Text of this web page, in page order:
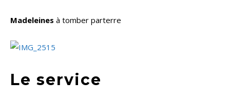
Madeleines à tomber parterre
Le service